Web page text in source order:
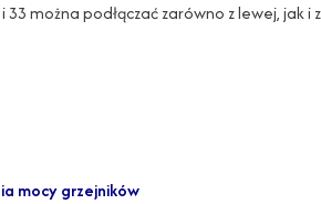
można podłączać zarówno z lewej, jak i z
mocy grzejników